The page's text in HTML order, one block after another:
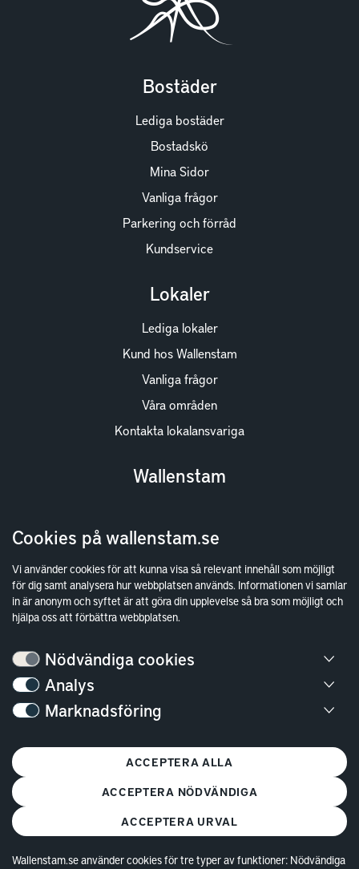
Cookies på wallenstam.se
Vi använder cookies för att kunna visa så relevant innehåll som möjligt
för dig samt analysera hur webbplatsen används. Informationen vi samlar
in är anonym och syftet är att göra din upplevelse så bra som möjligt och
hjälpa oss att förbättra webbplatsen.
Nödvändiga cookies
Analys
Marknadsföring
ACCEPTERA ALLA
ACCEPTERA NÖDVÄNDIGA
ACCEPTERA URVAL
Wallenstam.se använder cookies för tre typer av funktioner: Nödvändiga
Bostäder
Lediga bostäder
Bostadskö
Mina Sidor
Vanliga frågor
Parkering och förråd
Kundservice
Lokaler
Lediga lokaler
Kund hos Wallenstam
Vanliga frågor
Våra områden
Kontakta lokalansvariga
Wallenstam
Finansiella rapporter
Sök fakturamottagare
Våra fastigheter
Hållbarhet
Kundservice
Stockholm